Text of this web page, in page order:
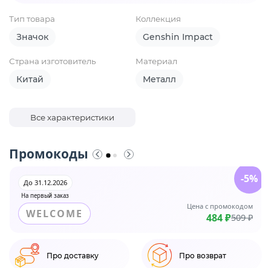
Тип товара
Значок
Коллекция
Genshin Impact
Страна изготовитель
Китай
Материал
Металл
Все характеристики
Промокоды
На первый заказ
До 31.12.2026
WELCOME
Цена с промокодом
484 ₽509 ₽
-5%
Про доставку Про возврат